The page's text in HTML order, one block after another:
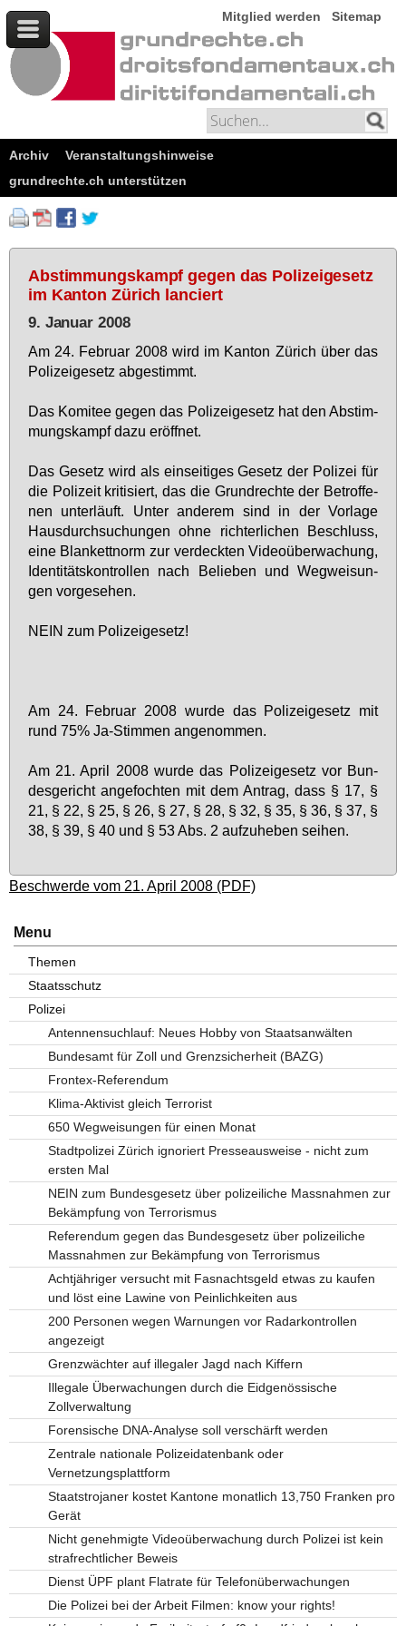
Mitglied werden Sitemap
Archiv
Veranstaltungshinweise
grundrechte.ch unterstützen
Abstimmungskampf gegen das Polizeigesetz
im Kanton Zürich lanciert
9. Januar 2008
Am 24. Fe­bru­ar 2008 wird im Kan­ton Zü­rich über das
Po­li­zei­ge­setz ab­ge­stimmt.
Das Ko­mi­tee ge­gen das Po­li­zei­ge­setz hat den Ab­stim­
mungs­kampf da­zu er­öff­net.
Das Ge­setz wird als ein­sei­ti­ges Ge­setz der Po­li­zei für
die Po­li­zeit kri­ti­siert, das die Grund­rech­te der Be­trof­fe­
nen un­ter­läuft. Un­ter an­de­rem sind in der Vor­la­ge
Haus­durch­su­chun­gen oh­ne rich­ter­li­chen Be­schluss,
ei­ne Blan­kett­norm zur ver­deck­ten Vi­deo­über­wa­chung,
Iden­ti­täts­kon­trol­len nach Be­lie­ben und Weg­wei­sun­
gen vor­ge­se­hen.
NEIN zum Po­li­zei­ge­setz!
Am 24. Fe­bru­ar 2008 wur­de das Po­li­zei­ge­setz mit
rund 75% Ja-Stim­men an­ge­nom­men.
Am 21. April 2008 wur­de das Po­li­zei­ge­setz vor Bun­
des­ge­richt an­ge­foch­ten mit dem An­trag, dass § 17, §
21, § 22, § 25, § 26, § 27, § 28, § 32, § 35, § 36, § 37, §
38, § 39, § 40 und § 53 Abs. 2 auf­zu­he­ben sei­hen.
Beschwerde vom 21. April 2008 (PDF)
Menu
Themen
Staatsschutz
Polizei
Antennensuchlauf: Neues Hobby von Staatsanwälten
Bundesamt für Zoll und Grenzsicherheit (BAZG)
Frontex-Referendum
Klima-Aktivist gleich Terrorist
650 Wegweisungen für einen Monat
Stadtpolizei Zürich ignoriert Presseausweise - nicht zum
ersten Mal
NEIN zum Bundesgesetz über polizeiliche Massnahmen zur
Bekämpfung von Terrorismus
Referendum gegen das Bundesgesetz über polizeiliche
Massnahmen zur Bekämpfung von Terrorismus
Achtjähriger versucht mit Fasnachtsgeld etwas zu kaufen
und löst eine Lawine von Peinlichkeiten aus
200 Personen wegen Warnungen vor Radarkontrollen
angezeigt
Grenzwächter auf illegaler Jagd nach Kiffern
Illegale Überwachungen durch die Eidgenössische
Zollverwaltung
Forensische DNA-Analyse soll verschärft werden
Zentrale nationale Polizeidatenbank oder
Vernetzungsplattform
Staatstrojaner kostet Kantone monatlich 13,750 Franken pro
Gerät
Nicht genehmigte Videoüberwachung durch Polizei ist kein
strafrechtlicher Beweis
Dienst ÜPF plant Flatrate für Telefonüberwachungen
Die Polizei bei der Arbeit Filmen: know your rights!